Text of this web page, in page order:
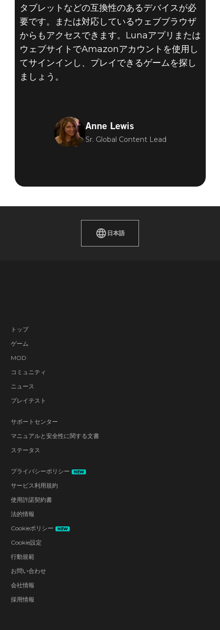
タブレットなどの互換性のあるデバイスが必
要です。または対応しているウェブブラウザ
からもアクセスできます。Lunaアプリまたは
ウェブサイトでAmazonアカウントを使用し
てサインインし、プレイできるゲームを探し
ましょう。
Anne Lewis
Sr. Global Content Lead
日本語
トップ
ゲーム
MOD
コミュニティ
ニュース
プレイテスト
サポートセンター
マニュアルと安全性に関する文書
ステータス
プライバシーポリシー NEW
サービス利用規約
使用許諾契約書
法的情報
Cookieポリシー
NEW
Cookie設定
行動規範
お問い合わせ
会社情報
採用情報